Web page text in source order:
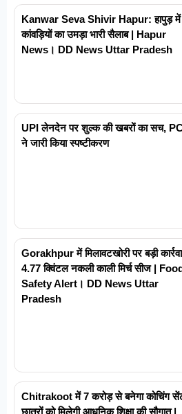
Kanwar Seva Shivir Hapur: हापुड़ में
कांवड़ियों का उमड़ा भारी सैलाब | Hapur
News। DD News Uttar Pradesh
UPI लेनदेन पर शुल्क की खबरों का सच,
ने जारी किया स्पष्टीकरण
Gorakhpur में मिलावटखोरी पर बड़ी
4.77 क्विंटल नकली काली मिर्च सीज |
Safety Alert। DD News Uttar
Pradesh
Chitrakoot में 7 करोड़ से बनेगा कोचिंग
छात्रों को मिलेगी आधुनिक शिक्षा की सौगात |